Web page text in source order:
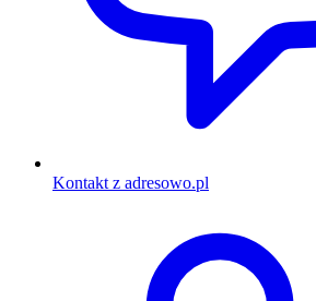
Kontakt z adresowo.pl